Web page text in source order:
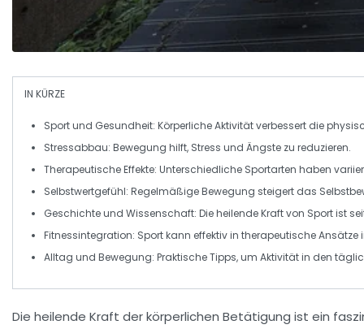
IN KÜRZE
Sport und Gesundheit: Körperliche Aktivität verbessert die
Stressabbau: Bewegung hilft, Stress und Ängste zu reduzieren.
Therapeutische Effekte: Unterschiedliche Sportarten haben
Selbstwertgefühl: Regelmäßige Bewegung steigert das
Geschichte und Wissenschaft: Die heilende Kraft von Sport ist
Fitnessintegration: Sport kann effektiv in therapeutische Ansätze
Alltag und Bewegung: Praktische Tipps, um Aktivitätin den
Die heilende Kraft der körperlichen Betätigung ist ein